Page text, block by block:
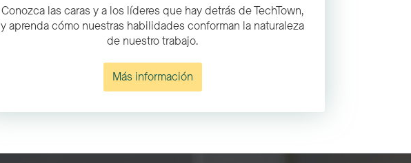
Conozca las caras y a los líderes que hay detrás de TechTown,
y aprenda cómo nuestras habilidades conforman la naturaleza
de nuestro trabajo.
Más información